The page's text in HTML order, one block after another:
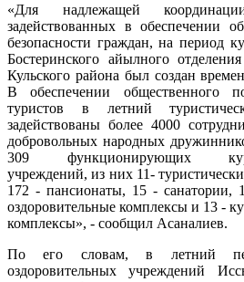
«Для надлежащей
задействованных в обеспечении
безопасности граждан, на период
Бостеринского айылного
Кульского района был создан
В обеспечении общественного
туристов в летний
задействованы более 4000
добровольных народных
309 функционирующих
учреждений, из них 11-
172 - пансионаты, 15 - санатории,
оздоровительные комплексы и 13 -
комплексы», - сообщил Асаналиев.
По его словам, в летний
оздоровительных учреждений